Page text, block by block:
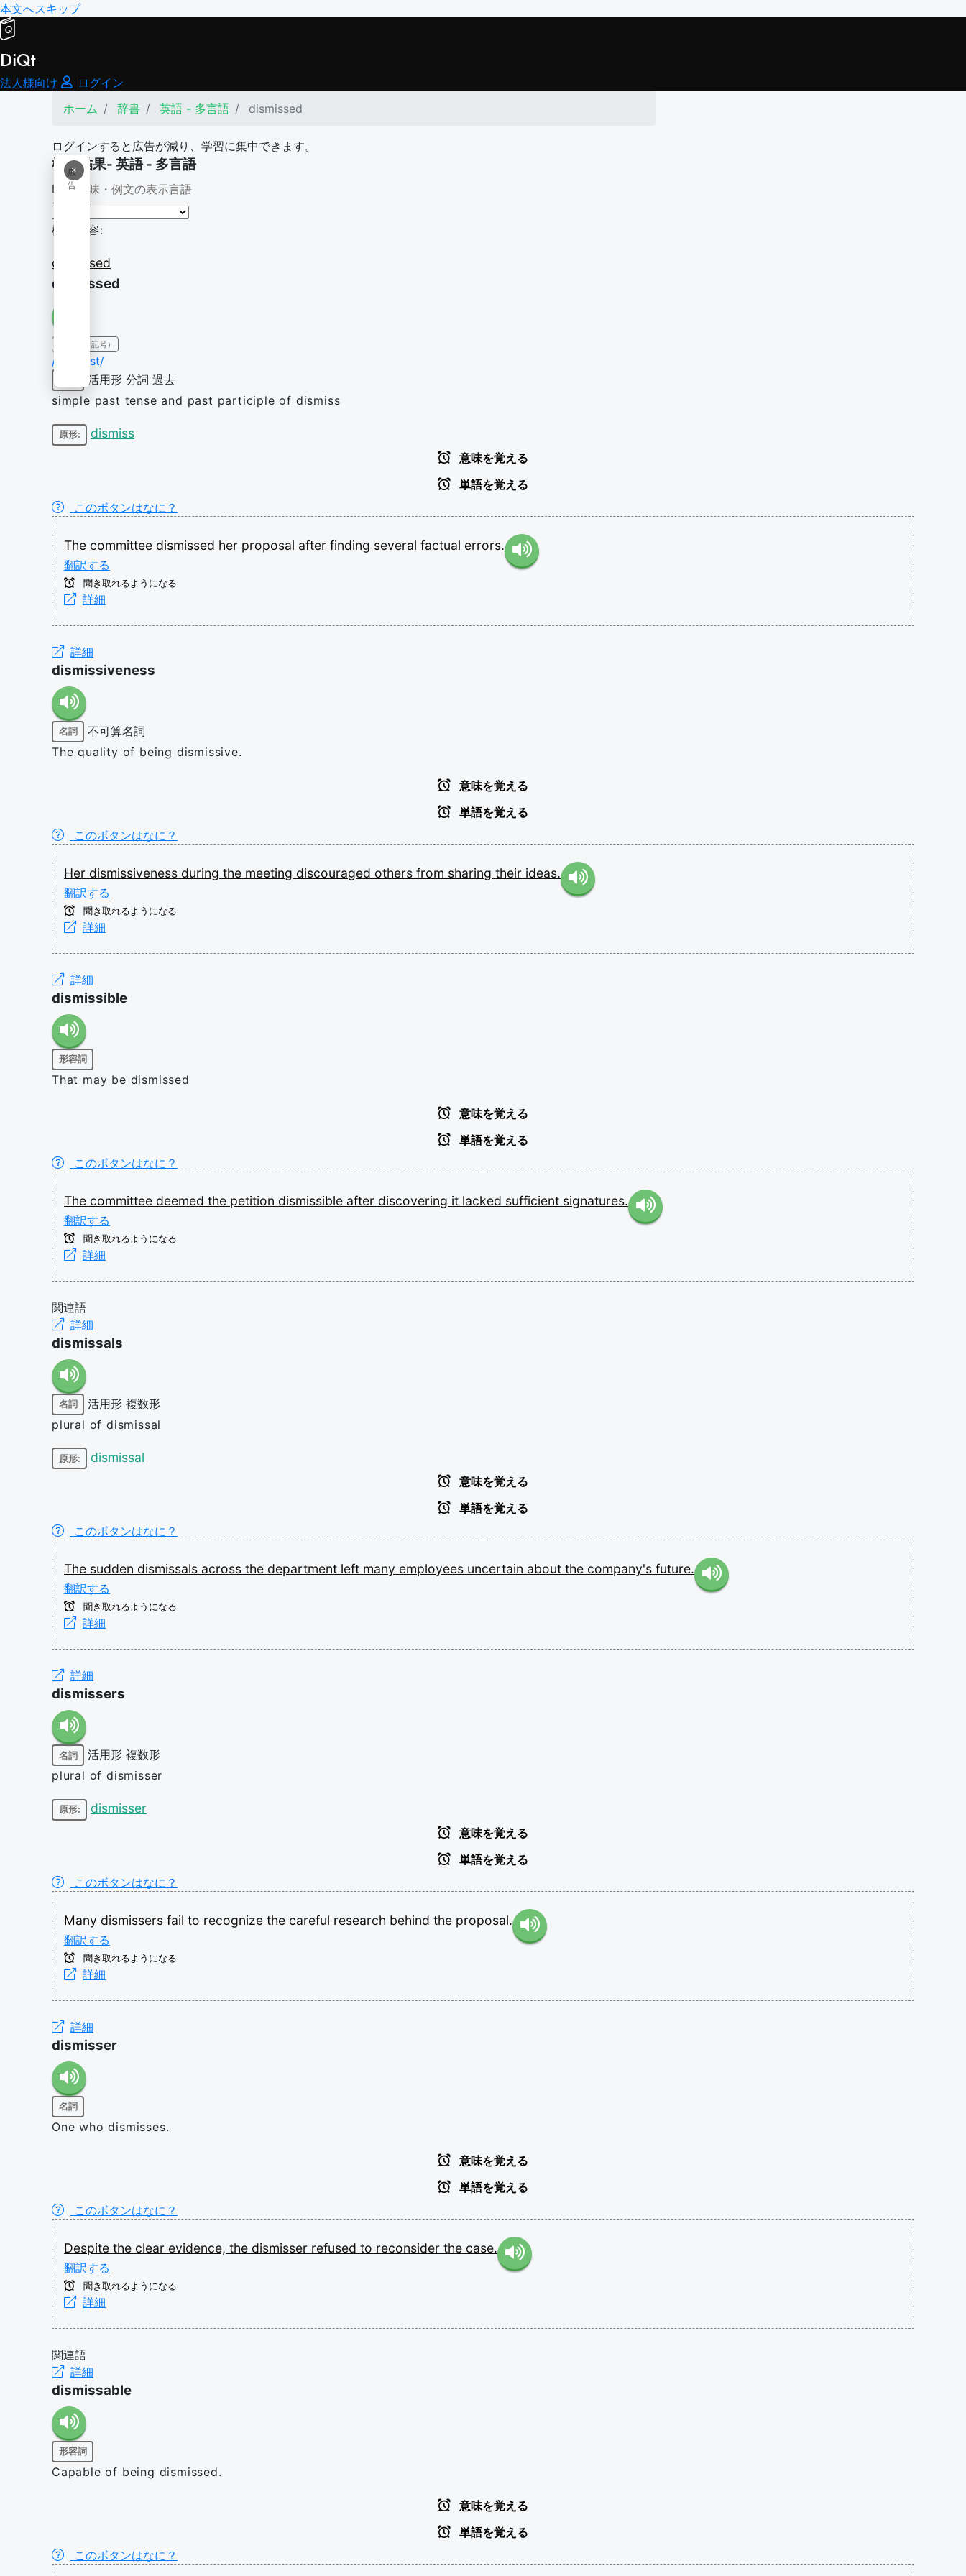
本文へスキップ
DiQt
法人様向け
ログイン
ホーム
辞書 英語 - 多言語 dismissed
ログインすると広告が減り、学習に集中できます。
×
広
告
検索結果- 英語 - 多言語
意味・例文の表示言語
検索内容:
dismissed
dismissed
IPA（発音記号）
/dɪsˈmɪst/
活用形 分詞 過去
simple past tense and past participle of dismiss
原形: dismiss
意味を覚える
単語を覚える
このボタンはなに？
The committee dismissed her proposal after finding several factual errors.
翻訳する
聞き取れるようになる
詳細
詳細
dismissiveness
名詞
不可算名詞
The quality of being dismissive.
意味を覚える
単語を覚える
このボタンはなに？
Her dismissiveness during the meeting discouraged others from sharing their ideas.
翻訳する
聞き取れるようになる
詳細
詳細
dismissible
形容詞
That may be dismissed
意味を覚える
単語を覚える
このボタンはなに？
The committee deemed the petition dismissible after discovering it lacked sufficient signatures.
翻訳する
聞き取れるようになる
詳細
関連語
詳細
dismissals
名詞 活用形 複数形
plural of dismissal
原形: dismissal
意味を覚える
単語を覚える
このボタンはなに？
The sudden dismissals across the department left many employees uncertain about the company's future.
翻訳する
聞き取れるようになる
詳細
詳細
dismissers
名詞 活用形 複数形
plural of dismisser
原形: dismisser
意味を覚える
単語を覚える
このボタンはなに？
Many dismissers fail to recognize the careful research behind the proposal.
翻訳する
聞き取れるようになる
詳細
詳細
dismisser
名詞
One who dismisses.
意味を覚える
単語を覚える
このボタンはなに？
Despite the clear evidence, the dismisser refused to reconsider the case.
翻訳する
聞き取れるようになる
詳細
関連語
詳細
dismissable
形容詞
Capable of being dismissed.
意味を覚える
単語を覚える
このボタンはなに？